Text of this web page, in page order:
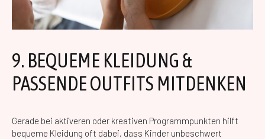
9. BEQUEME KLEIDUNG &
PASSENDE OUTFITS MITDENKEN
Gerade bei aktiveren oder kreativen Programmpunkten hilft
bequeme Kleidung oft dabei, dass Kinder unbeschwert